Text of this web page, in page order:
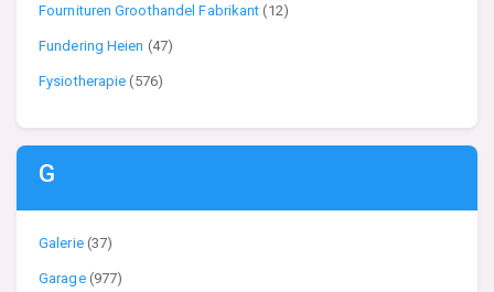
Fournituren Groothandel Fabrikant(12)
Fundering Heien (47)
Fysiotherapie(576)
G
Galerie (37)
Garage (977)